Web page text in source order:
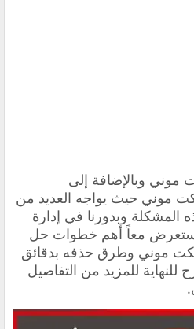
وبالإضافة إلى
موني حيث يواجه العديد من
وبدورنا في إدارة
معاً أهم خطوات حل
موني وطرق حذفه بدقائق
للنهاية للمزيد من التفاصيل